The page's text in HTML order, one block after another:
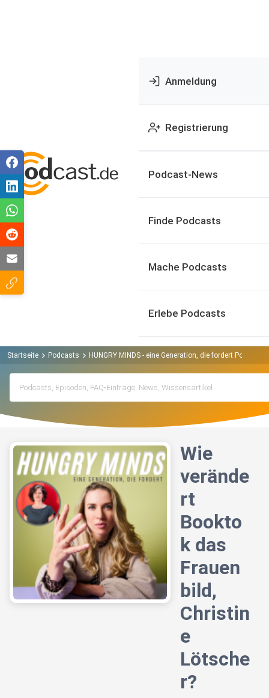
Anmeldung
Registrierung
Podcast-News
Finde Podcasts
Mache Podcasts
Erlebe Podcasts
Startseite Podcasts HUNGRY MINDS - eine Generation, die fordert Podcast
Wie
verände
rt
Bookto
k das
Frauen
bild,
Christin
e
Lötsche
r?